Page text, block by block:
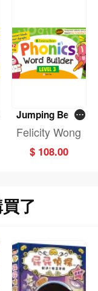
Jumping Bean
Phonics Word B
uilder Level 3 (S
un Ya Reading
Felicity Wong
$ 108.00
了